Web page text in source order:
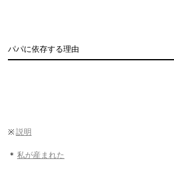
パパに依存する理由
※説明
＊ 私が産まれた